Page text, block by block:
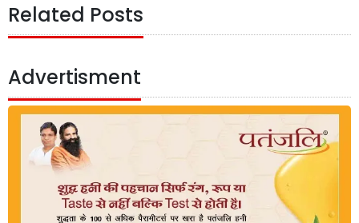
Related Posts
Advertisment